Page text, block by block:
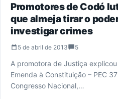
Promotores de Codó
que almeja tirar o
investigar crimes
5 de abril de 2013 5
A promotora de Justiça
Emenda à Constituição – PEC
Congresso Nacional,…